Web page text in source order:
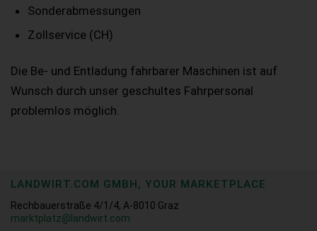
Sonderabmessungen
Zollservice (CH)
Die Be- und Entladung fahrbarer Maschinen ist auf
Wunsch durch unser geschultes Fahrpersonal
problemlos möglich.
LANDWIRT.COM GMBH, YOUR MARKETPLACE
Rechbauerstraße 4/1/4, A-8010 Graz
marktplatz@landwirt.com